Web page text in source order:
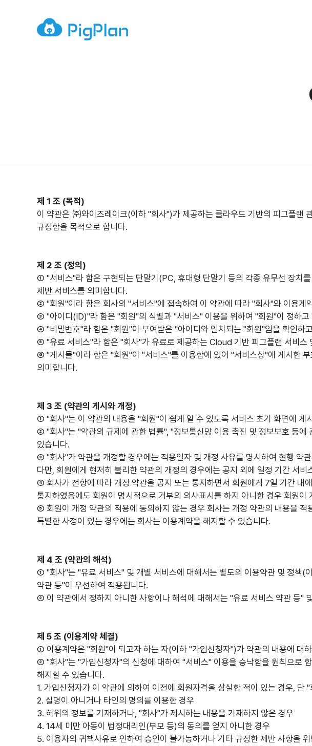
제 1 조 (목적)
이 약관은 ㈜와이즈레이크(이하 "회사")가 제공하는 클라우드 기반의 피그플랜
규정함을 목적으로 합니다.
제 2 조 (정의)
① "서비스"라 함은 구현되는 단말기(PC, 휴대형 단말기 등의 각종 유무선 장치
제반 서비스를 의미합니다.
② "회원"이라 함은 회사의 "서비스"에 접속하여 이 약관에 따라 "회사"와 이용계
③ "아이디(ID)"라 함은 "회원"의 식별과 "서비스" 이용을 위하여 "회원"이 정하
④ "비밀번호"라 함은 "회원"이 부여받은 "아이디와 일치되는 "회원"임을 확인하
⑤ "유료 서비스"라 함은 "회사"가 유료로 제공하는 Cloud 기반 피그플랜 서비스
⑥ "게시물"이라 함은 "회원"이 "서비스"를 이용함에 있어 "서비스상"에 게시한
의미합니다.
제 3 조 (약관의 게시와 개정)
① "회사"는 이 약관의 내용을 "회원"이 쉽게 알 수 있도록 서비스 초기 화면에 게
② "회사"는 "약관의 규제에 관한 법률", "정보통신망 이용 촉진 및 정보보호 등
있습니다.
③ "회사"가 약관을 개정할 경우에는 적용일자 및 개정 사유를 명시하여 현행 약
다만, 회원에게 현저히 불리한 약관의 개정의 경우에는 공지 외에 일정 기간 서
④ 회사가 전항에 따라 개정 약관을 공지 또는 통지하면서 회원에게 7일 기간 내
통지하였음에도 회원이 명시적으로 거부의 의사표시를 하지 아니한 경우 회원이
⑤ 회원이 개정 약관의 적용에 동의하지 않는 경우 회사는 개정 약관의 내용을
특별한 사정이 있는 경우에는 회사는 이용계약을 해지할 수 있습니다.
제 4 조 (약관의 해석)
① "회사"는 "유료 서비스" 및 개별 서비스에 대해서는 별도의 이용약관 및 정책(
약관 등"이 우선하여 적용됩니다.
② 이 약관에서 정하지 아니한 사항이나 해석에 대해서는 "유료 서비스 약관 등"
제 5 조 (이용계약 체결)
① 이용계약은 "회원"이 되고자 하는 자(이하 "가입신청자")가 약관의 내용에 대
② "회사"는 "가입신청자"의 신청에 대하여 "서비스" 이용을 승낙함을 원칙으로
해지할 수 있습니다.
1. 가입신청자가 이 약관에 의하여 이전에 회원자격을 상실한 적이 있는 경우, 단
2. 실명이 아니거나 타인의 명의를 이용한 경우
3. 허위의 정보를 기재하거나, "회사"가 제시하는 내용을 기재하지 않은 경우
4. 14세 미만 아동이 법정대리인(부모 등)의 동의를 얻지 아니한 경우
5. 이용자의 귀책사유로 인하여 승인이 불가능하거나 기타 규정한 제반 사항을